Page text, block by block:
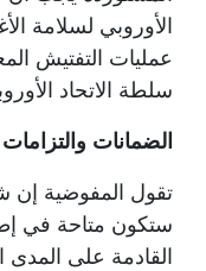
الأوروبي لسلامة
عمليات التفتيش
سلطة الاتحاد
الضمانات
ستكون متاحة في
القادمة على